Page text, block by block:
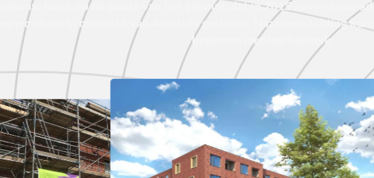
komt op de plaats van het gebouw dat in 2015 zwaar
wordt nu in opdracht van Accolade gesloopt. Naar verwachting
beginnen met het heiwerk.